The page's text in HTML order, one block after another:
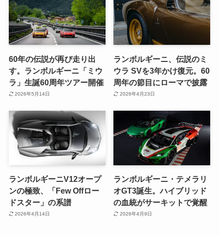
60年の伝説が再び走り出
す。ランボルギーニ「ミウ
ラ」生誕60周年ツアー開催
2026年5月14日
ランボルギーニ、伝説のミ
ウラ SVを3年かけ復元。60
周年の節目にローマで披露
2026年4月23日
ランボルギーニV12オープ
ンの極致、「Few Offロー
ドスター」の系譜
2026年4月14日
ランボルギーニ・テメラリ
オGT3誕生。ハイブリッド
の血統がサーキットで覚醒
2026年4月9日